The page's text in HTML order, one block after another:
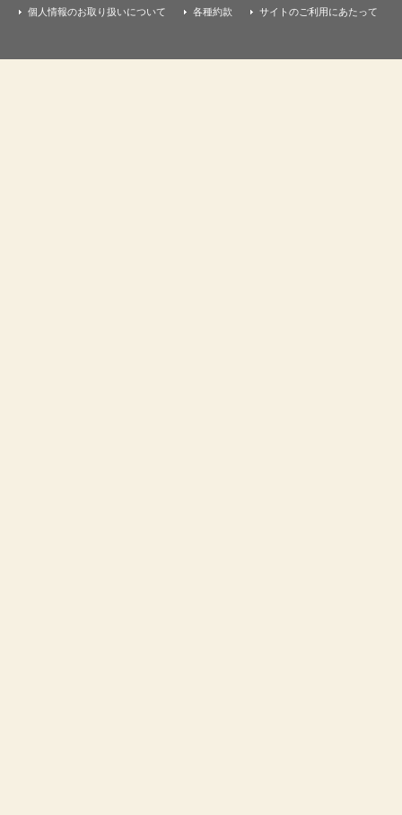
個人情報のお取り扱いについて 各種約款 サイトのご利用にあたって